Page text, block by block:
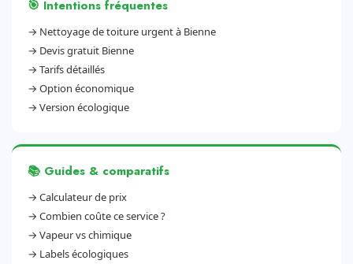
🎯 Intentions fréquentes
→ Nettoyage de toiture urgent à Bienne
→ Devis gratuit Bienne
→ Tarifs détaillés
→ Option économique
→ Version écologique
📚 Guides & comparatifs
→ Calculateur de prix
→ Combien coûte ce service ?
→ Vapeur vs chimique
→ Labels écologiques